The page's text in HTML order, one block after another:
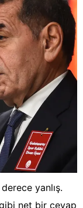
yanlış.
net bir cevap